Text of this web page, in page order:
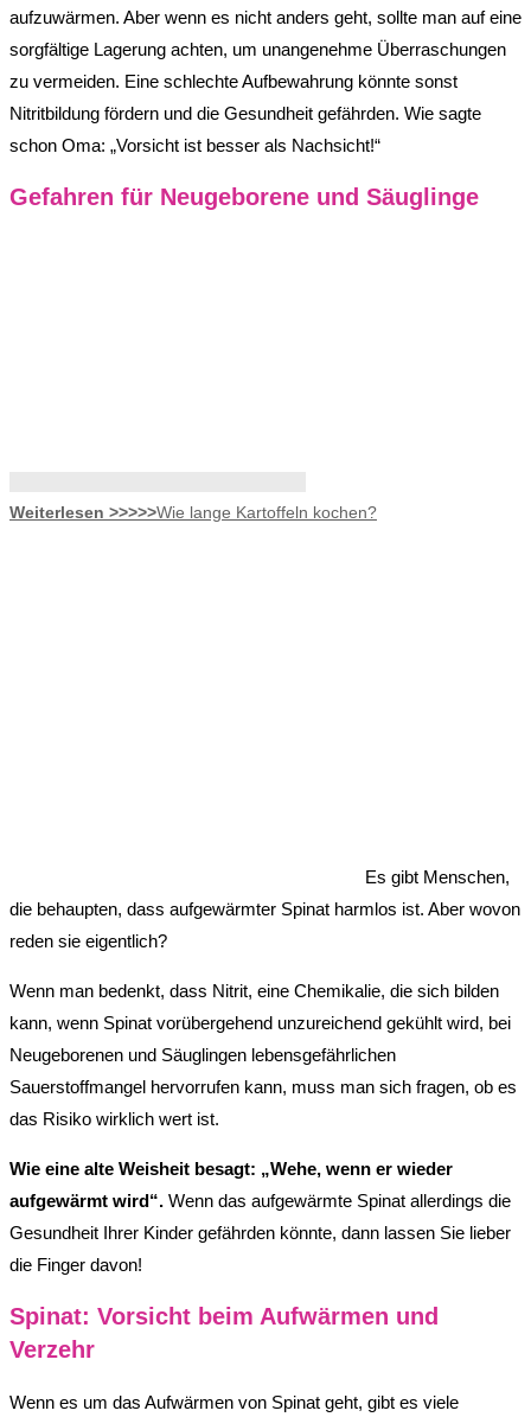
aufzuwärmen. Aber wenn es nicht anders geht, sollte man auf eine
sorgfältige Lagerung achten, um unangenehme Überraschungen
zu vermeiden. Eine schlechte Aufbewahrung könnte sonst
Nitritbildung fördern und die Gesundheit gefährden. Wie sagte
schon Oma: „Vorsicht ist besser als Nachsicht!“
Gefahren für Neugeborene und Säuglinge
Weiterlesen >>>>>Wie lange Kartoffeln kochen?
Es gibt Menschen,
die behaupten, dass aufgewärmter Spinat harmlos ist. Aber wovon
reden sie eigentlich?
Wenn man bedenkt, dass Nitrit, eine Chemikalie, die sich bilden
kann, wenn Spinat vorübergehend unzureichend gekühlt wird, bei
Neugeborenen und Säuglingen lebensgefährlichen
Sauerstoffmangel hervorrufen kann, muss man sich fragen, ob es
das Risiko wirklich wert ist.
Wie eine alte Weisheit besagt: „Wehe, wenn er wieder
aufgewärmt wird“. Wenn das aufgewärmte Spinat allerdings die
Gesundheit Ihrer Kinder gefährden könnte, dann lassen Sie lieber
die Finger davon!
Spinat: Vorsicht beim Aufwärmen und
Verzehr
Wenn es um das Aufwärmen von Spinat geht, gibt es viele